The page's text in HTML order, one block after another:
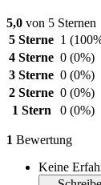
5,0 von 5 Sternen
5 Sterne 1
4 Sterne 0 (0%)
3 Sterne 0 (0%)
2 Sterne 0 (0%)
1 Stern
0 (0%)
1 Bewertung
Keine